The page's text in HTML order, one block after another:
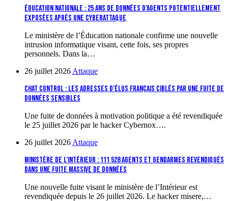
Éducation nationale : 25 ans de données d’agents potentiellement
exposées après une cyberattaque
Le ministère de l’Éducation nationale confirme une nouvelle
intrusion informatique visant, cette fois, ses propres
personnels. Dans la…
26 juillet 2026 Attaque
Chat Control : les adresses d’élus français ciblés par une fuite de
données sensibles
Une fuite de données à motivation politique a été revendiquée
le 25 juillet 2026 par le hacker Cybernox….
26 juillet 2026 Attaque
Ministère de l’Intérieur : 111 528 agents et gendarmes revendiqués
dans une fuite massive de données
Une nouvelle fuite visant le ministère de l’Intérieur est
revendiquée depuis le 26 juillet 2026. Le hacker misere,…